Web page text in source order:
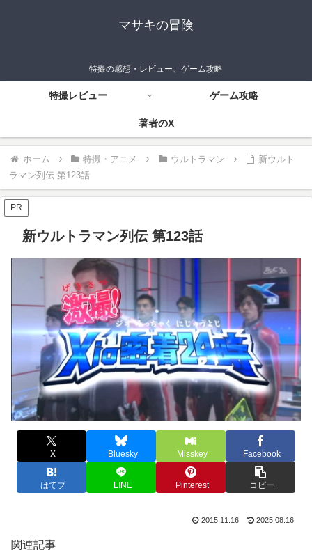
マサキの冒険
特撮の感想・レビュー、ゲーム攻略
特撮レビュー ゲーム攻略
著者のX
ホーム 特撮・アニメ ウルトラマン
新ウルト
ラマン列伝 第123話
PR
新ウルトラマン列伝 第123話
X Bluesky Misskey Facebook
はてブ LINE Pinterest コピー
2015.11.16 2025.08.16
関連記事